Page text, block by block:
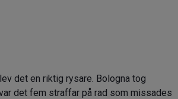
det en riktig rysare. Bologna tog
det fem straffar på rad som missades